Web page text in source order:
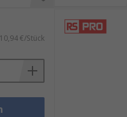
€/Stück